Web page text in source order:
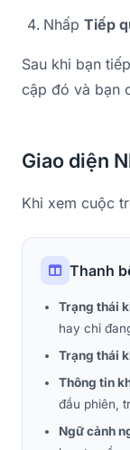
Nhấp Tiếp
Sau khi bạn
cập đó và bạn
Giao diện
Khi xem cuộc
Thanh
Trạng thái
hay chỉ
Trạng thái
Thông tin
đầu phiên,
Ngữ cảnh